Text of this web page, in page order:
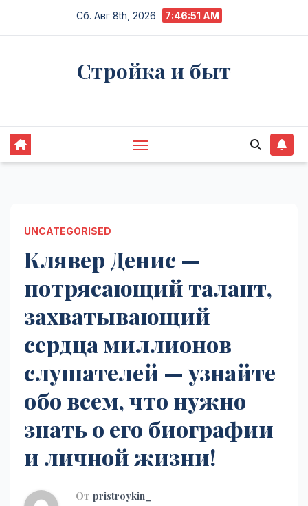
Сб. Авг 8th, 2026 7:46:52 AM
Стройка и быт
UNCATEGORISED
Клявер Денис —
потрясающий талант,
захватывающий
сердца миллионов
слушателей — узнайте
обо всем, что нужно
знать о его биографии
и личной жизни!
От pristroykin_